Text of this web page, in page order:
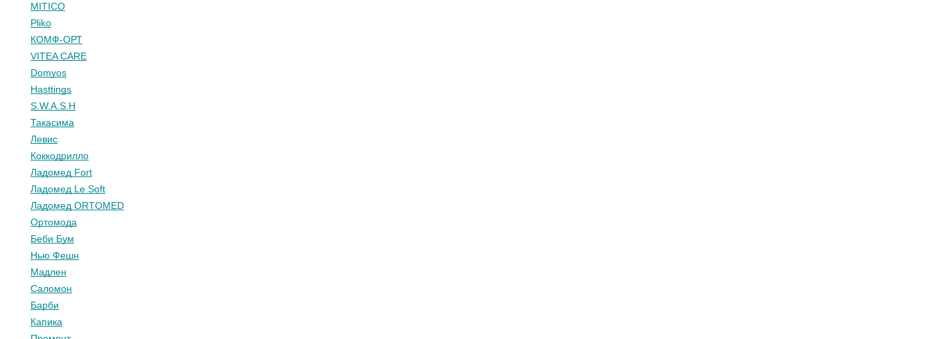
MITICO
Pliko
КОМФ-ОРТ
VITEA CARE
Domyos
Hasttings
S.W.A.S.H
Такасима
Левис
Коккодрилло
Ладомед Fort
Ладомед Le Soft
Ладомед ORTOMED
Ортомода
Беби Бум
Нью Фешн
Мадлен
Саломон
Барби
Капика